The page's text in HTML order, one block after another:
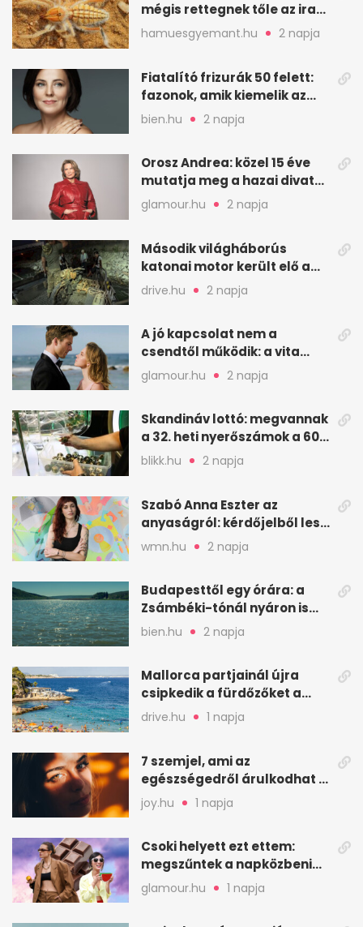
mégis rettegnek tőle az iraki
sivatagban
hamuesgyemant.hu 2 napja
Fiatalító frizurák 50 felett:
fazonok, amik kiemelik az
arcodat
bien.hu 2 napja
Orosz Andrea: közel 15 éve
mutatja meg a hazai divat
arcait
glamour.hu 2 napja
Második világháborús
katonai motor került elő a
Dunából a Batthyány térnél
drive.hu 2 napja
A jó kapcsolat nem a
csendtől működik: a vita
néha egészséges jel
glamour.hu 2 napja
Skandináv lottó: megvannak
a 32. heti nyerőszámok a 600
milliós játékhoz
blikk.hu 2 napja
Szabó Anna Eszter az
anyaságról: kérdőjelből lesz
valaha felkiáltójel?
wmn.hu 2 napja
Budapesttől egy órára: a
Zsámbéki-tónál nyáron is
van hely
bien.hu 2 napja
Mallorca partjainál újra
csipkedik a fürdőzőket a
halak a sekély vízben
drive.hu 1 napja
7 szemjel, ami az
egészségedről árulkodhat –
erre figyelj oda
joy.hu 1 napja
Csoki helyett ezt ettem:
megszűntek a napközbeni
nassolási rohamok
glamour.hu 1 napja